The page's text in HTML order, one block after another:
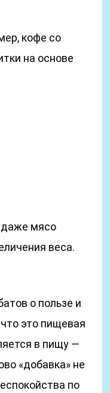
кофе со
на основе
даже мясо
веса.
о пользе и
это пищевая
в пищу —
«добавка» не
по